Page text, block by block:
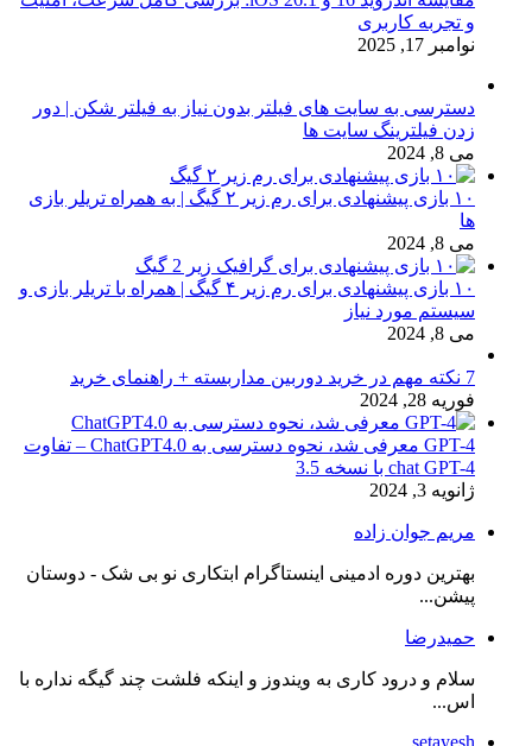
و تجربه کاربری
نوامبر 17, 2025
دسترسی به سایت های فیلتر بدون نیاز به فیلتر شکن | دور
زدن فیلترینگ سایت ها
می 8, 2024
۱۰ بازی پیشنهادی برای رم زیر ۲ گیگ | به همراه تریلر بازی
ها
می 8, 2024
۱۰ بازی پیشنهادی برای رم زیر ۴ گیگ | همراه با تریلر بازی و
سیستم مورد نیاز
می 8, 2024
7 نکته مهم در خرید دوربین مداربسته + راهنمای خرید
فوریه 28, 2024
GPT-4 معرفی شد، نحوه دسترسی به ChatGPT4.0 – تفاوت
chat GPT-4 با نسخه 3.5
ژانویه 3, 2024
مریم جوان زاده
بهترین دوره ادمینی اینستاگرام ابتکاری نو بی شک - دوستان
پیشن...
حمیدرضا
سلام و درود کاری به ویندوز و اینکه فلشت چند گیگه نداره با
اس...